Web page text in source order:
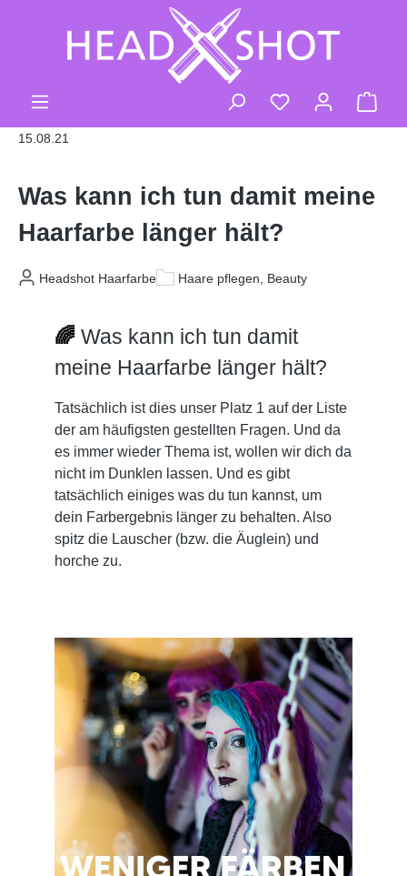
Zum Hauptinhalt springen
Du hast 0
15.08.21
Was kann ich tun damit meine
Haarfarbe länger hält?
Headshot Haarfarbe Haare pflegen, Beauty
🌈 Was kann ich tun damit
meine Haarfarbe länger hält?
Tatsächlich ist dies unser Platz 1 auf der Liste
der am häufigsten gestellten Fragen. Und da
es immer wieder Thema ist, wollen wir dich da
nicht im Dunklen lassen. Und es gibt
tatsächlich einiges was du tun kannst, um
dein Farbergebnis länger zu behalten. Also
spitz die Lauscher (bzw. die Äuglein) und
horche zu.